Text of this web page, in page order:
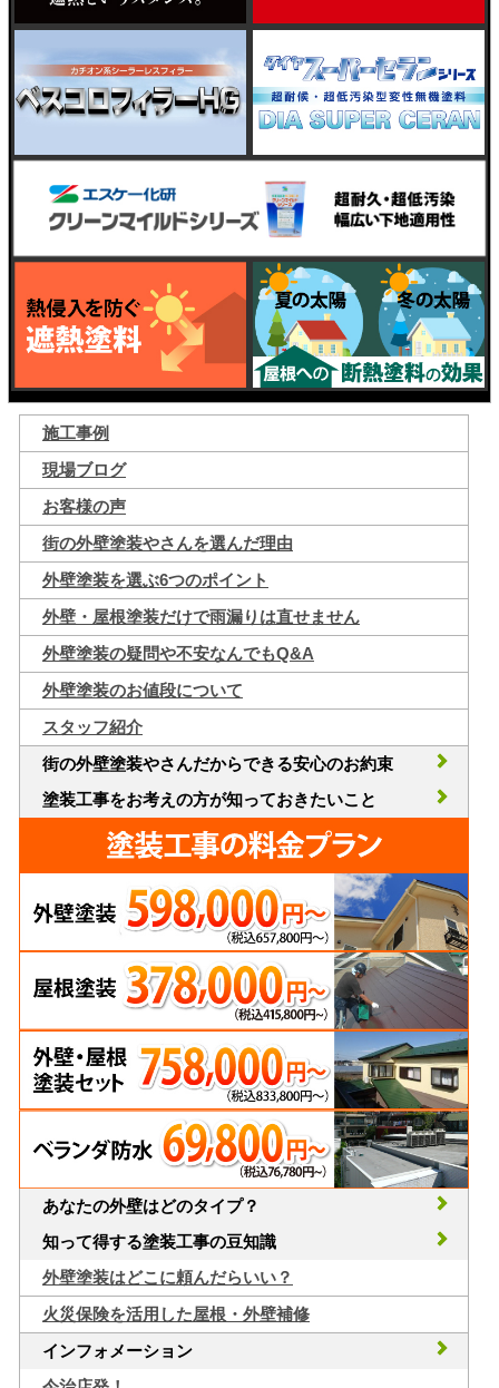
施工事例
現場ブログ
お客様の声
街の外壁塗装やさんを選んだ理由
外壁塗装を選ぶ6つのポイント
外壁・屋根塗装だけで雨漏りは直せません
外壁塗装の疑問や不安なんでもQ&A
外壁塗装のお値段について
スタッフ紹介
街の外壁塗装やさんだからできる安心のお約束
塗装工事をお考えの方が知っておきたいこと
あなたの外壁はどのタイプ？
知って得する塗装工事の豆知識
外壁塗装はどこに頼んだらいい？
火災保険を活用した屋根・外壁補修
インフォメーション